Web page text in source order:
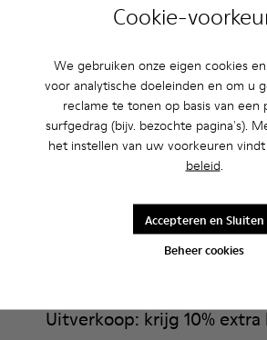
Cookie-
We gebruiken onze eigen cookies
voor analytische doeleinden en om u
reclame te tonen op basis van een
surfgedrag (bijv. bezochte pagina's).
het instellen van uw voorkeuren
beleid.
Beheer cookies
Accepteren en Sluiten
Platte schoenen
Plateauzool/Sleehak
Hakken
DAMES SCHOENEN BRUINE
Uitverkoop: krijg 10%